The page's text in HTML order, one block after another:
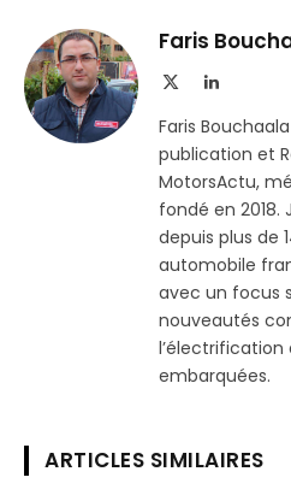
Faris
LinkedIn
Faris
publication et
MotorsActu,
fondé en
depuis plus de
automobile
avec un focus
nouveautés
embarquées.
ARTICLES SIMILAIRES